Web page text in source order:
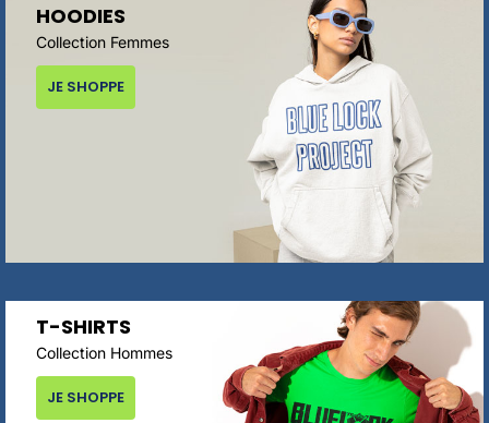
HOODIES
Collection Femmes
JE SHOPPE
T-SHIRTS
Collection Hommes
JE SHOPPE